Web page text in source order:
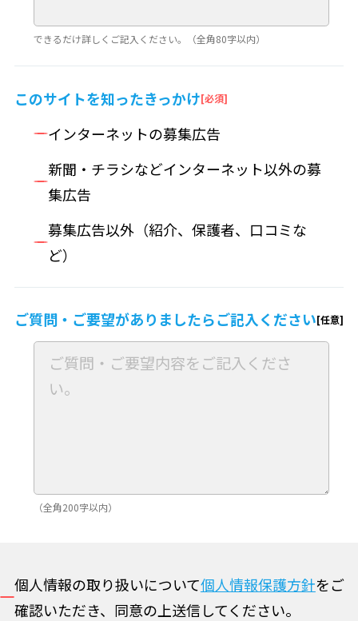
できるだけ詳しくご記入ください。（全角80字以内）
このサイトを知ったきっかけ
インターネットの募集広告
新聞・チラシなどインターネット以外の募
集広告
募集広告以外（紹介、保護者、口コミな
ど）
ご質問・ご要望がありましたらご記入ください
（全角200字以内）
個人情報の取り扱いについて個人情報保護方針をご
確認いただき、同意の上送信してください。